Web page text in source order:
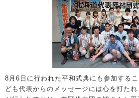
8月6日に行われた平和式典にも参加する
ども代表からのメッセージには心を打た